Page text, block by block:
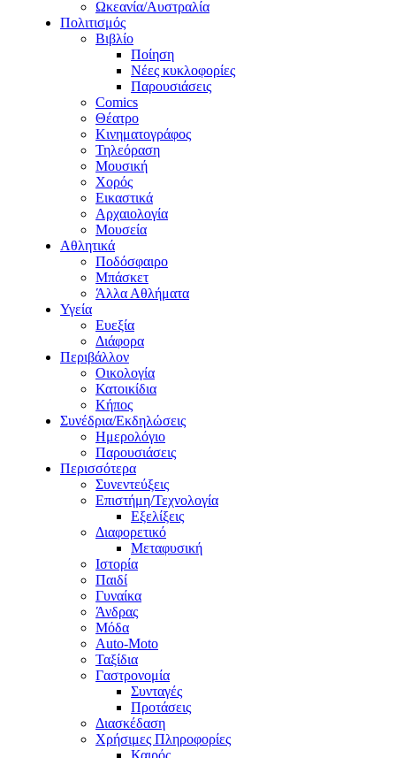
Ωκεανία/Αυστραλία
Πολιτισμός
Βιβλίο
Ποίηση
Νέες κυκλοφορίες
Παρουσιάσεις
Comics
Θέατρο
Κινηματογράφος
Τηλεόραση
Μουσική
Χορός
Εικαστικά
Αρχαιολογία
Μουσεία
Αθλητικά
Ποδόσφαιρο
Μπάσκετ
Άλλα Αθλήματα
Υγεία
Ευεξία
Διάφορα
Περιβάλλον
Οικολογία
Κατοικίδια
Κήπος
Συνέδρια/Εκδηλώσεις
Ημερολόγιο
Παρουσιάσεις
Περισσότερα
Συνεντεύξεις
Επιστήμη/Τεχνολογία
Εξελίξεις
Διαφορετικό
Μεταφυσική
Ιστορία
Παιδί
Γυναίκα
Άνδρας
Μόδα
Auto-Moto
Ταξίδια
Γαστρονομία
Συνταγές
Προτάσεις
Διασκέδαση
Χρήσιμες Πληροφορίες
Καιρός